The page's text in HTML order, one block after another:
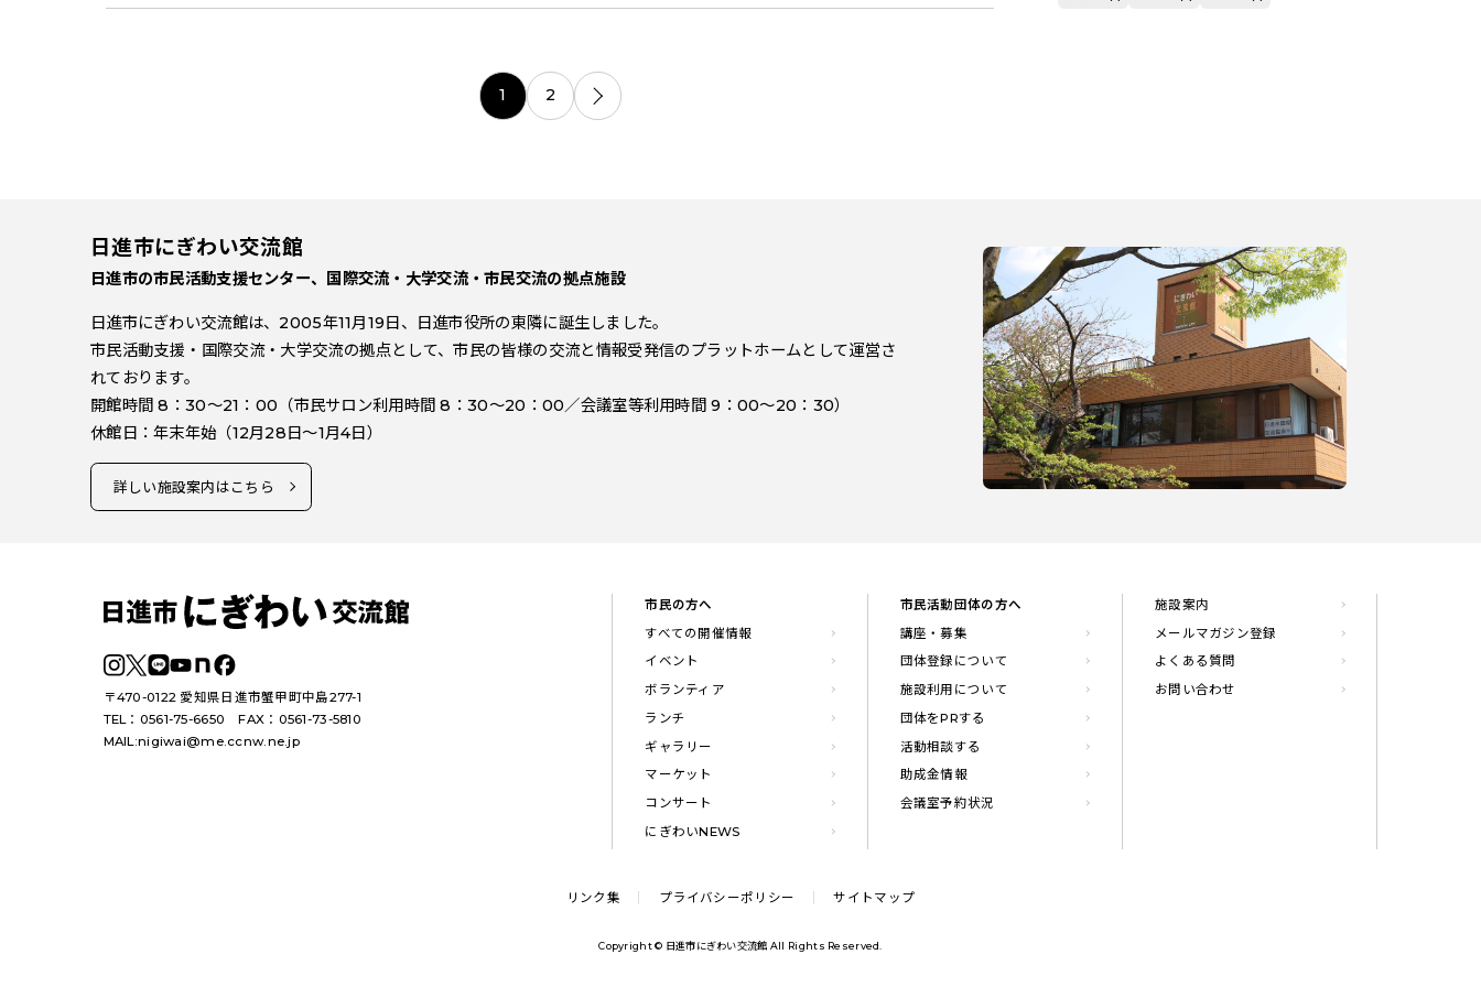
1 2
日進市にぎわい交流館
日進市の市民活動支援センター、国際交流・大学交流・市民交流の拠点施設
日進市にぎわい交流館は、2005年11月19日、日進市役所の東隣に誕生しました。
市民活動支援・国際交流・大学交流の拠点として、市民の皆様の交流と情報受発信のプラットホームとして運営さ
れております。
開館時間 8：30～21：00（市民サロン利用時間 8：30～20：00／会議室等利用時間 9：00～20：30）
休館日：年末年始（12月28日～1月4日）
詳しい施設案内はこちら
〒470-0122 愛知県日進市蟹甲町中島277-1
TEL：0561-75-6650 FAX：0561-73-5810
MAIL:nigiwai@me.ccnw.ne.jp
市民の方へ
すべての開催情報
イベント
ボランティア
ランチ
ギャラリー
マーケット
コンサート
にぎわいNEWS
市民活動団体の方へ
講座・募集
団体登録について
施設利用について
団体をPRする
活動相談する
助成金情報
会議室予約状況
施設案内
メールマガジン登録
よくある質問
お問い合わせ
リンク集 プライバシーポリシー サイトマップ
Copyright © 日進市にぎわい交流館 All Rights Reserved.